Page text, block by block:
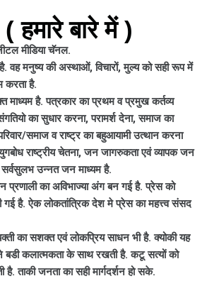
बारे में )
मीडिया चॅनल.
वह मनुष्य की अस्थाओं, विचारों, मुल्य को सही रूप में
करता है.
माध्यम है. पत्रकार का प्रथम व प्रमुख कर्तव्य
का सुधार करना, परामर्श देना, समाज का
समाज व राष्ट्र का बहुआयामी उत्थान करना
राष्ट्रीय चेतना, जन जागरुकता एवं व्यापक जन
उन्नत जन माध्यम है.
प्रणाली का अविभाज्या अंग बन गई है. प्रेस को
गई है. ऐक लोकतांत्रिक देश मे प्रेस का महत्त्व संसद
का सशक्त एवं लोकप्रिय साधन भी है. क्योकी यह
बडी कलात्मकता के साथ रखती है. कटू सत्यों को
है. ताकी जनता का सही मार्गदर्शन हो सके.